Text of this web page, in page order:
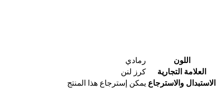
اللون
رمادي
العلامة التجارية
كرز لنن
الاستبدال والاسترجاع يمكن إسترجاع هذا المنتج